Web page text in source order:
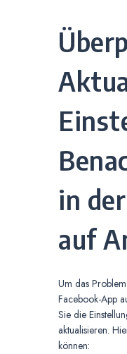
in
auf
Um das
Facebook-App
Sie die
aktualisieren.
können: